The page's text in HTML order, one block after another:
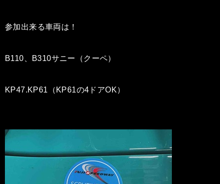
参加出来る車両は！
B110、B310サニー（クーペ）
KP47.KP61（KP61の4ドアOK）